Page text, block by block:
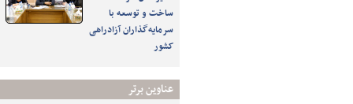
ساخت و توسعه با
سرمایه‌گذاران آزادراهی
کشور
عناوین برتر